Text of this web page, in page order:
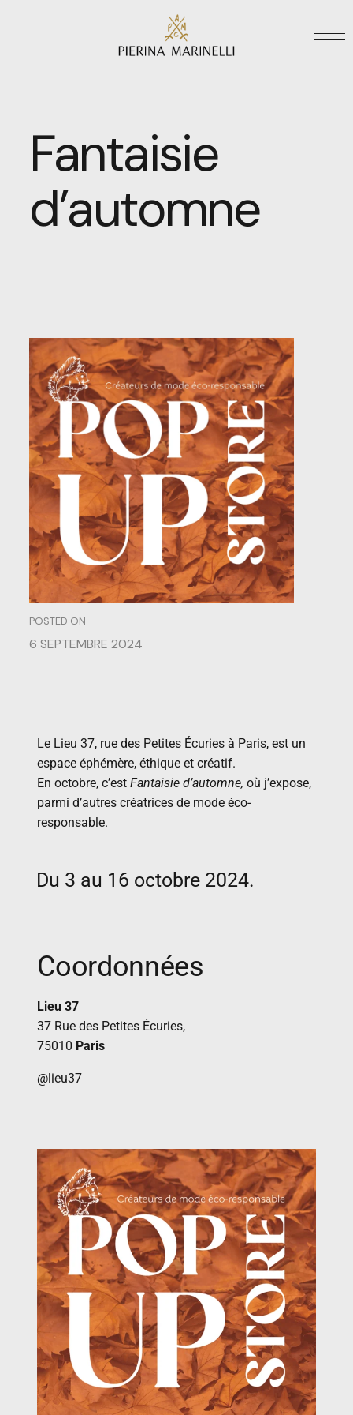
Fantaisie
d’automne
Fantaisie d’automne
POSTED ON
6 SEPTEMBRE 2024
Le Lieu 37, rue des Petites Écuries à Paris, est un
espace éphémère, éthique et créatif.
En octobre, c’estFantaisie d’automne,où j’expose,
parmi d’autres créatrices de mode éco-
responsable.
Du 3 au 16 octobre 2024.
Coordonnées
Lieu 37
37 Rue des Petites Écuries,
75010 Paris
@lieu37